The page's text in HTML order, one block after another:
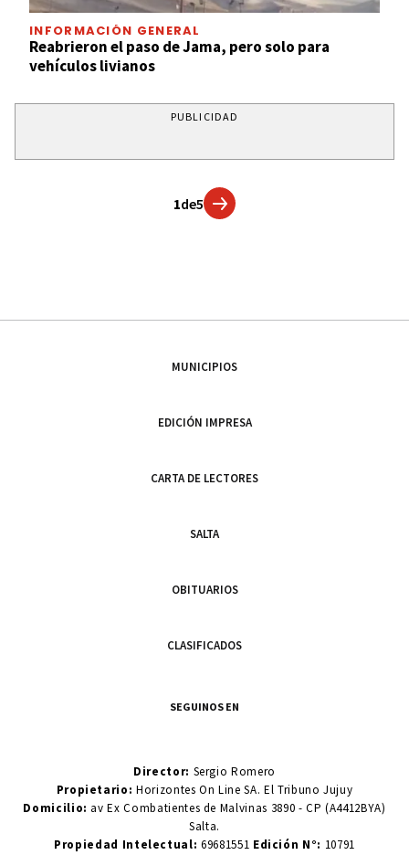
INFORMACIÓN GENERAL
Reabrieron el paso de Jama, pero solo para
vehículos livianos
PUBLICIDAD
1de5
MUNICIPIOS
EDICIÓN IMPRESA
CARTA DE LECTORES
SALTA
OBITUARIOS
CLASIFICADOS
SEGUINOS EN
Director: Sergio Romero
Propietario:Horizontes On Line SA. El Tribuno Jujuy
Domicilio: av Ex Combatientes de Malvinas 3890 - CP (A4412BYA)
Salta.
Propiedad Intelectual: 69681551 Edición N°: 10791